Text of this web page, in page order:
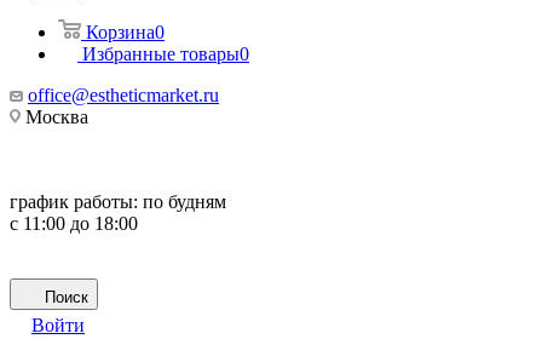
Корзина0
Избранные товары0
office@estheticmarket.ru
Москва
график работы: по будням
с 11:00 до 18:00
Поиск
Войти